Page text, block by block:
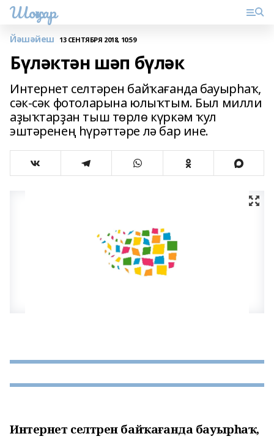
Шоңҡар
Йәшәйеш 13 СЕНТЯБРЯ 2018, 10:59
Бүләктән шәп бүләк
Интернет селтәрен байҡағанда бауырһаҡ,
сәк-сәк фотоларына юлыҡтым. Был милли
аҙыҡтарҙан тыш төрлө күркәм ҡул
эштәренең һүрәттәре лә бар ине.
Интернет селтәрен байҡағанда бауырһаҡ,